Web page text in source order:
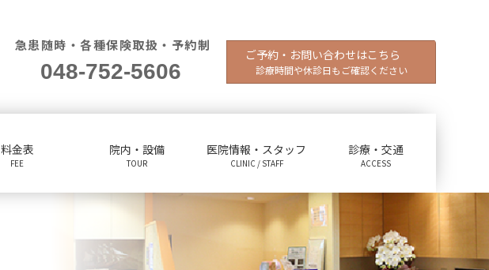
急患随時・各種保険取扱・予約制
048-752-5606
ご予約・お問い合わせはこちら
診療時間や休診日もご確認ください
料金表
FEE
院内・設備
TOUR
医院情報・スタッフ
CLINIC / STAFF
診療・交通
ACCESS